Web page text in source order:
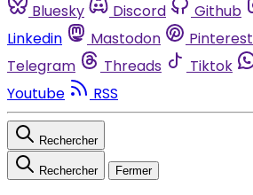
Bluesky Discord Github
Linkedin
Mastodon Pinterest
Telegram
Threads Tiktok
Youtube
RSS
Rechercher
Rechercher Fermer